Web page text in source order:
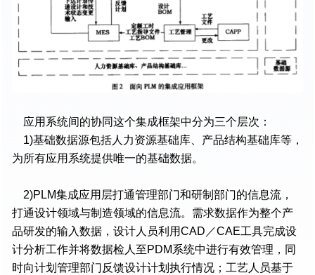
应用系统间的协同这个集成框架中分为三个层次：
1)基础数据源包括人力资源基础库、产品结构基础库等，
为所有应用系统提供唯一的基础数据。
2)PLM集成应用层打通管理部门和研制部门的信息流，
打通设计领域与制造领域的信息流。需求数据作为整个产
品研发的输入数据，设计人员利用CAD／CAE工具完成设
计分析工作并将数据检人至PDM系统中进行有效管理，同
时向计划管理部门反馈设计计划执行情况；工艺人员基于